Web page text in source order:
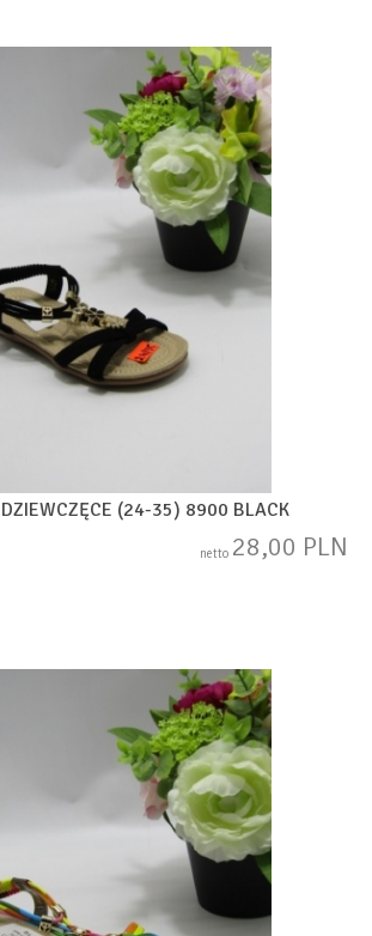
(24-35) 8900 BLACK
netto 28,00 PLN